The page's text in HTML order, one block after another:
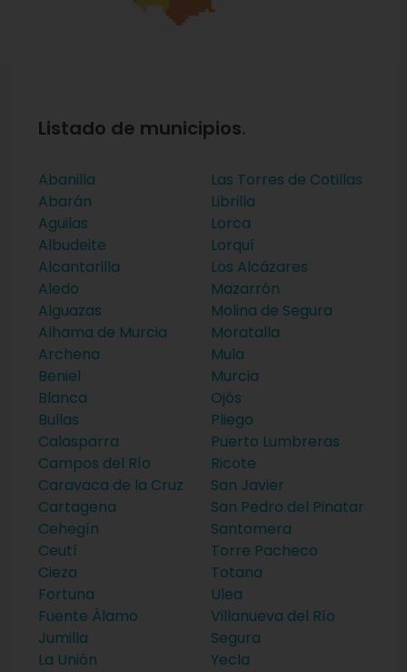
Listado de municipios
Abanilla
Abarán
Aguilas
Albudeite
Alcantarilla
Aledo
Alguazas
Alhama de Murcia
Archena
Beniel
Blanca
Bullas
Calasparra
Campos del Río
Caravaca de la Cruz
Cartagena
Cehegín
Ceutí
Cieza
Fortuna
Fuente Álamo
Jumilla
La Unión
Las Torres de Cotillas
Librilla
Lorca
Lorquí
Los Alcázares
Mazarrón
Molina de Segura
Moratalla
Mula
Murcia
Ojós
Pliego
Puerto Lumbreras
Ricote
San Javier
San Pedro del Pinatar
Santomera
Torre Pacheco
Totana
Ulea
Villanueva del Río
Segura
Yecla